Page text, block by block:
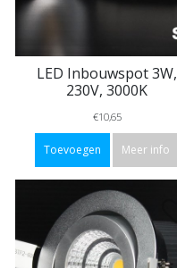
LED Inbouwspot 3W,
230V, 3000K
€10,65
Toevoegen Meer info